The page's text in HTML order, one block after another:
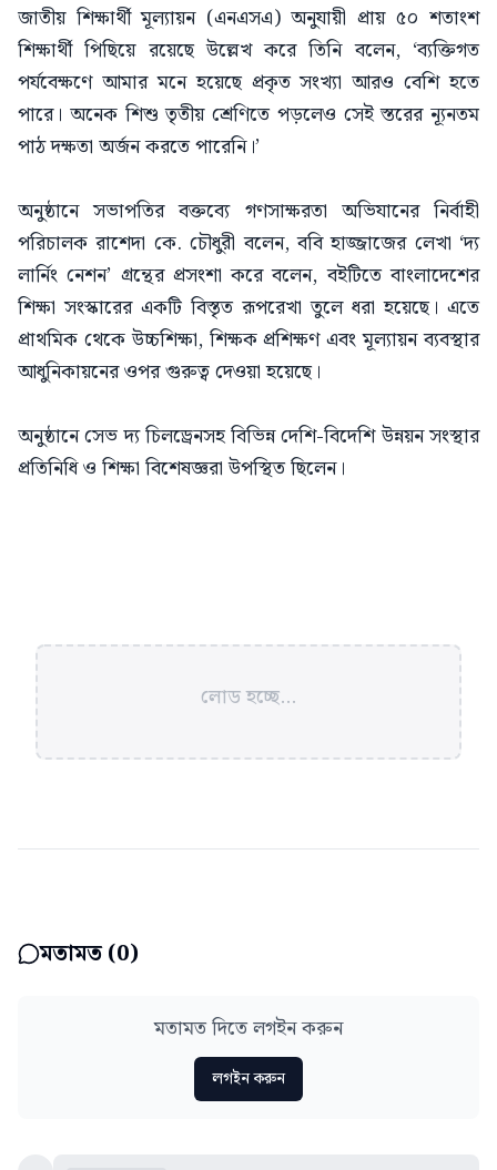
জাতীয় শিক্ষার্থী মূল্যায়ন (এনএসএ) অনুযায়ী প্রায় ৫০ শতাংশ
শিক্ষার্থী পিছিয়ে রয়েছে উল্লেখ করে তিনি বলেন, ‘ব্যক্তিগত
পর্যবেক্ষণে আমার মনে হয়েছে প্রকৃত সংখ্যা আরও বেশি হতে
পারে। অনেক শিশু তৃতীয় শ্রেণিতে পড়লেও সেই স্তরের ন্যূনতম
পাঠ দক্ষতা অর্জন করতে পারেনি।’
অনুষ্ঠানে সভাপতির বক্তব্যে গণসাক্ষরতা অভিযানের নির্বাহী
পরিচালক রাশেদা কে. চৌধুরী বলেন, ববি হাজ্জাজের লেখা ‘দ্য
লার্নিং নেশন’ গ্রন্থের প্রসংশা করে বলেন, বইটিতে বাংলাদেশের
শিক্ষা সংস্কারের একটি বিস্তৃত রূপরেখা তুলে ধরা হয়েছে। এতে
প্রাথমিক থেকে উচ্চশিক্ষা, শিক্ষক প্রশিক্ষণ এবং মূল্যায়ন ব্যবস্থার
আধুনিকায়নের ওপর গুরুত্ব দেওয়া হয়েছে।
অনুষ্ঠানে সেভ দ্য চিলড্রেনসহ বিভিন্ন দেশি-বিদেশি উন্নয়ন সংস্থার
প্রতিনিধি ও শিক্ষা বিশেষজ্ঞরা উপস্থিত ছিলেন।
লোড হচ্ছে...
মতামত (0)
মতামত দিতে লগইন করুন
লগইন করুন